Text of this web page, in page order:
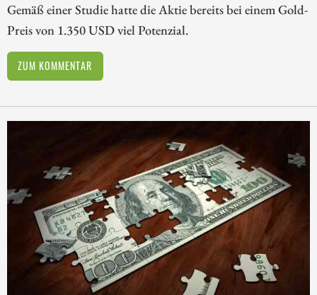
Gemäß einer Studie hatte die Aktie bereits bei einem Gold-
Preis von 1.350 USD viel Potenzial.
ZUM KOMMENTAR